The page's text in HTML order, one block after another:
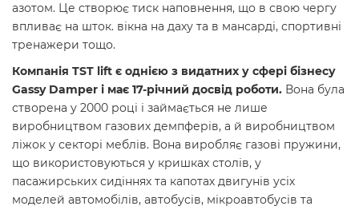
азотом. Це створює тиск наповнення, що в свою чергу
впливає на шток. вікна на даху та в мансарді, спортивні
тренажери тощо.
Компанія TST lift є однією з видатних у сфері бізнесу
Gassy Damper і має 17-річний досвід роботи. Вона була
створена у 2000 році і займається не лише
виробництвом газових демпферів, а й виробництвом
ліжок у секторі меблів. Вона виробляє газові пружини,
що використовуються у кришках столів, у
пасажирських сидіннях та капотах двигунів усіх
моделей автомобілів, автобусів, мікроавтобусів та